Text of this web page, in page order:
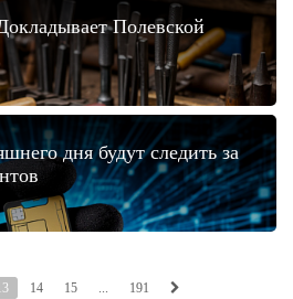
Полевской
дня будут следить за
14 15 ... 191